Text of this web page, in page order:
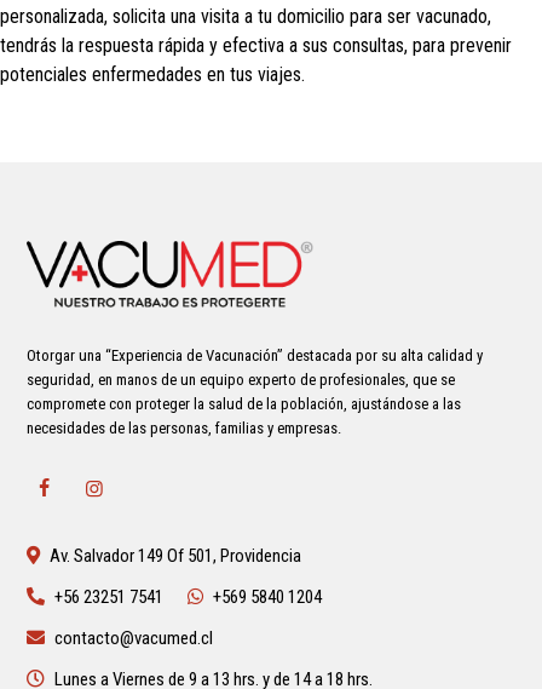
personalizada, solicita una visita a tu domicilio para ser vacunado,
tendrás la respuesta rápida y efectiva a sus consultas, para prevenir
potenciales enfermedades en tus viajes.
Otorgar una “Experiencia de Vacunación” destacada por su alta calidad y
seguridad, en manos de un equipo experto de profesionales, que se
compromete con proteger la salud de la población, ajustándose a las
necesidades de las personas, familias y empresas.
Av. Salvador 149 Of 501, Providencia
+56 23251 7541
+569 5840 1204
contacto@vacumed.cl
Lunes a Viernes de 9 a 13 hrs. y de 14 a 18 hrs.